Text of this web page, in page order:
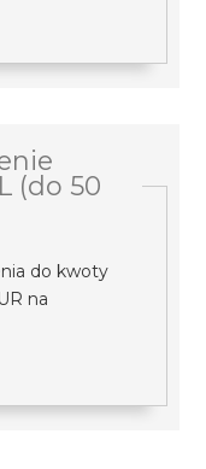
(do 50
do kwoty
na